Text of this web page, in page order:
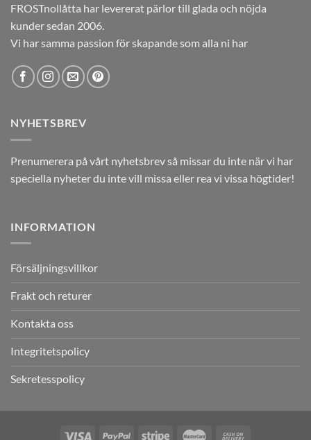
FROSTnollåtta har levererat pärlor till glada och nöjda
kunder sedan 2006.
Vi har samma passion för skapande som alla ni har
NYHETSBREV
Prenumerera på vårt nyhetsbrev så missar du inte när vi har
speciella nyheter du inte vill missa eller rea vi vissa högtider!
INFORMATION
Försäljningsvillkor
Frakt och returer
Kontakta oss
Integritetspolicy
Sekretesspolicy